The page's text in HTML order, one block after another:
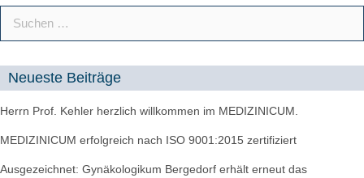
Neueste Beiträge
Herrn Prof. Kehler herzlich willkommen im MEDIZINICUM.
MEDIZINICUM erfolgreich nach ISO 9001:2015 zertifiziert
Ausgezeichnet: Gynäkologikum Bergedorf erhält erneut das